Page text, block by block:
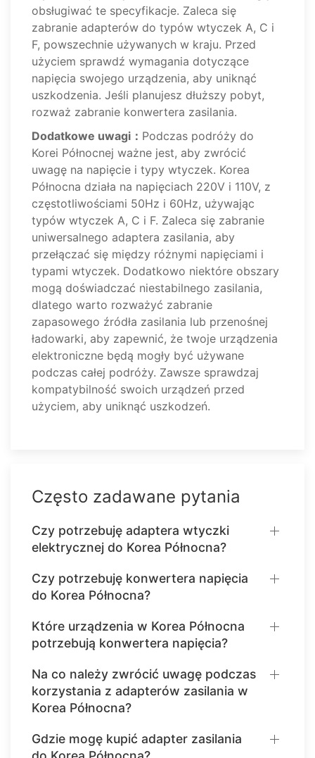
obsługiwać te specyfikacje. Zaleca się
zabranie adapterów do typów wtyczek A, C i
F, powszechnie używanych w kraju. Przed
użyciem sprawdź wymagania dotyczące
napięcia swojego urządzenia, aby uniknąć
uszkodzenia. Jeśli planujesz dłuższy pobyt,
rozważ zabranie konwertera zasilania.
Dodatkowe uwagi： Podczas podróży do
Korei Północnej ważne jest, aby zwrócić
uwagę na napięcie i typy wtyczek. Korea
Północna działa na napięciach 220V i 110V, z
częstotliwościami 50Hz i 60Hz, używając
typów wtyczek A, C i F. Zaleca się zabranie
uniwersalnego adaptera zasilania, aby
przełączać się między różnymi napięciami i
typami wtyczek. Dodatkowo niektóre obszary
mogą doświadczać niestabilnego zasilania,
dlatego warto rozważyć zabranie
zapasowego źródła zasilania lub przenośnej
ładowarki, aby zapewnić, że twoje urządzenia
elektroniczne będą mogły być używane
podczas całej podróży. Zawsze sprawdzaj
kompatybilność swoich urządzeń przed
użyciem, aby uniknąć uszkodzeń.
Często zadawane pytania
Czy potrzebuję adaptera wtyczki
elektrycznej do Korea Północna?
Czy potrzebuję konwertera napięcia
do Korea Północna?
Które urządzenia w Korea Północna
potrzebują konwertera napięcia?
Na co należy zwrócić uwagę podczas
korzystania z adapterów zasilania w
Korea Północna?
Gdzie mogę kupić adapter zasilania